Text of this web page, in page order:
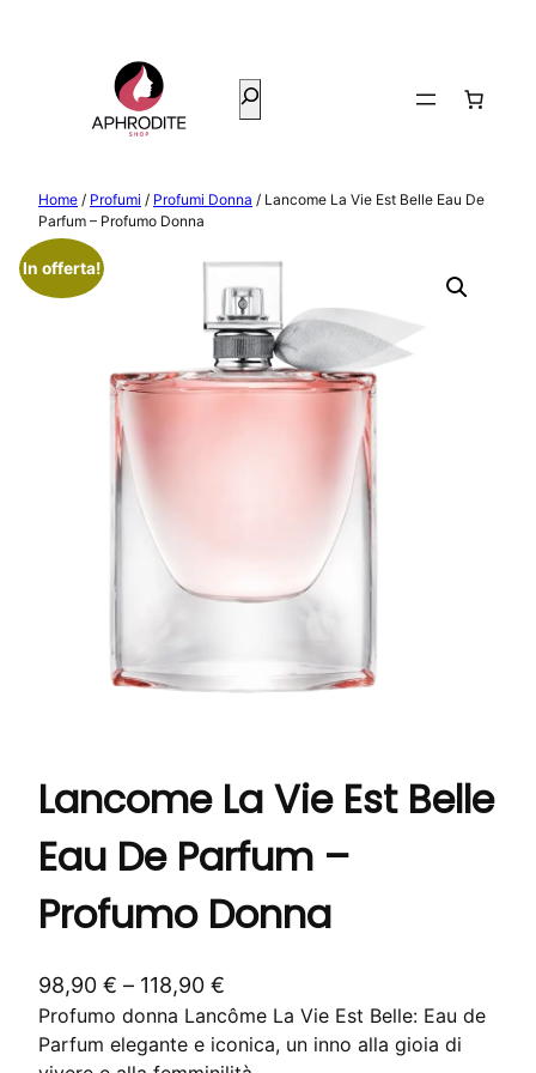
Cerca
Home / Profumi / Profumi Donna / Lancome La Vie Est Belle Eau De
Parfum – Profumo Donna
In offerta!
Lancome La Vie Est Belle
Eau De Parfum –
Profumo Donna
98,90 € – 118,90 €
a
s
Profumo donna Lancôme La Vie Est Belle: Eau de
Parfum elegante e iconica, un inno alla gioia di